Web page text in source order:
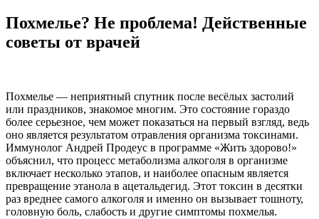
Похмелье? Не проблема! Действенные
советы от врачей
Похмелье — неприятный спутник после весёлых застолий
или праздников, знакомое многим. Это состояние гораздо
более серьезное, чем может показаться на первый взгляд, ведь
оно является результатом отравления организма токсинами.
Иммунолог Андрей Продеус в программе «Жить здорово!»
объяснил, что процесс метаболизма алкоголя в организме
включает несколько этапов, и наиболее опасным является
превращение этанола в ацетальдегид. Этот токсин в десятки
раз вреднее самого алкоголя и именно он вызывает тошноту,
головную боль, слабость и другие симптомы похмелья.